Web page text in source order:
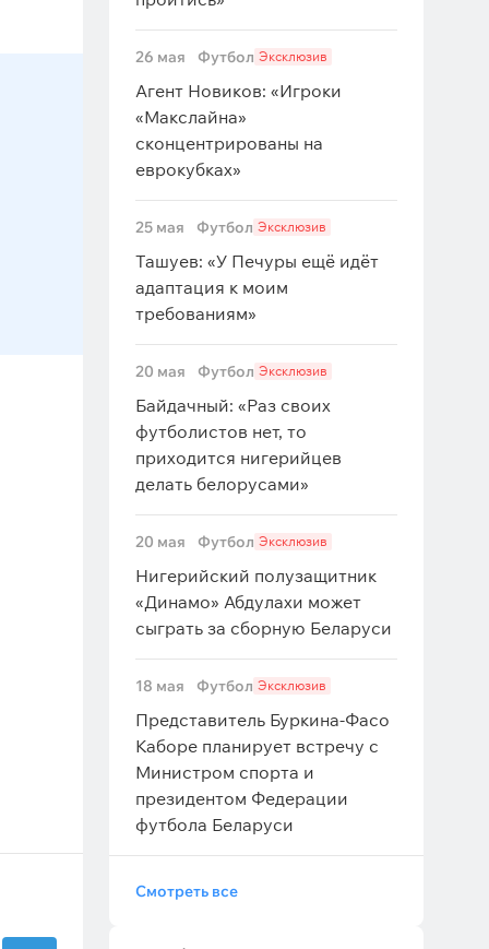
26 мая Футбол Эксклюзив
Агент Новиков: «Игроки
«Макслайна»
сконцентрированы на
еврокубках»
25 мая Футбол Эксклюзив
Ташуев: «У Печуры ещё идёт
адаптация к моим
требованиям»
20 мая Футбол Эксклюзив
Байдачный: «Раз своих
футболистов нет, то
приходится нигерийцев
делать белорусами»
20 мая Футбол Эксклюзив
Нигерийский полузащитник
«Динамо» Абдулахи может
сыграть за сборную Беларуси
18 мая Футбол Эксклюзив
Представитель Буркина-Фасо
Каборе планирует встречу с
Министром спорта и
президентом Федерации
футбола Беларуси
Смотреть все